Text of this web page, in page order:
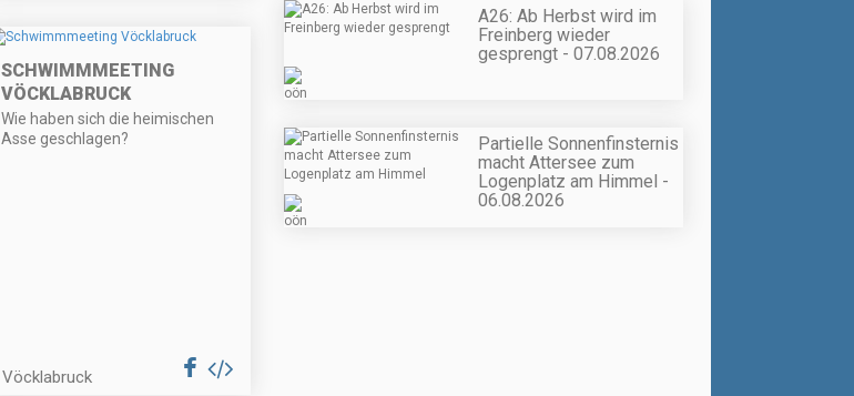
SCHWIMMMEETING
VÖCKLABRUCK
Wie haben sich die heimischen
Asse geschlagen?
Vöcklabruck
A26: Ab Herbst wird im
Freinberg wieder
gesprengt - 07.08.2026
Partielle Sonnenfinsternis
macht Attersee zum
Logenplatz am Himmel -
06.08.2026